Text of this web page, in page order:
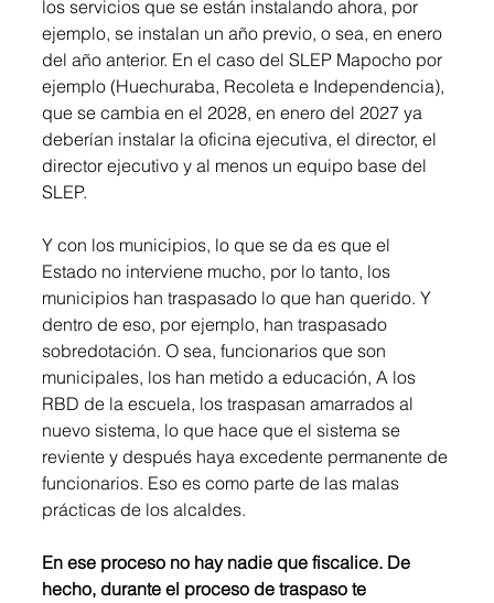
los servicios que se están instalando ahora, por
ejemplo, se instalan un año previo, o sea, en enero
del año anterior. En el caso del SLEP Mapocho por
ejemplo (Huechuraba, Recoleta e Independencia),
que se cambia en el 2028, en enero del 2027 ya
deberían instalar la oficina ejecutiva, el director, el
director ejecutivo y al menos un equipo base del
SLEP.
Y con los municipios, lo que se da es que el
Estado no interviene mucho, por lo tanto, los
municipios han traspasado lo que han querido. Y
dentro de eso, por ejemplo, han traspasado
sobredotación. O sea, funcionarios que son
municipales, los han metido a educación, A los
RBD de la escuela, los traspasan amarrados al
nuevo sistema, lo que hace que el sistema se
reviente y después haya excedente permanente de
funcionarios. Eso es como parte de las malas
prácticas de los alcaldes.
En ese proceso no hay nadie que fiscalice. De
hecho, durante el proceso de traspaso te